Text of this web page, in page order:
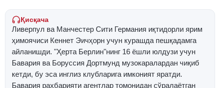
Қисқача
Ливерпул ва Манчестер Сити Германия иқтидорли ярим
ҳимоячиси Кеннет Эичҳорн учун курашда пешқадамга
айланишди. "Ҳерта Берлин"нинг 16 ёшли юлдузи учун
Бавария ва Боруссия Дортмунд музокаралардан чиқиб
кетди, бу эса инглиз клубларига имконият яратди.
Бавария раҳбарияти агентлар томонидан сўралаётган